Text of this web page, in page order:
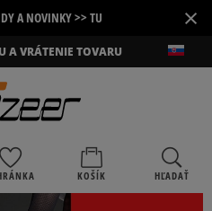
A NOVINKY >> TU ×
A VRÁTENIE TOVARU
KOŠÍK HĽADAŤ